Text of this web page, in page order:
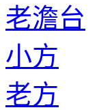
老澹台
小方
老方